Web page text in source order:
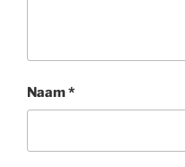
Naam*